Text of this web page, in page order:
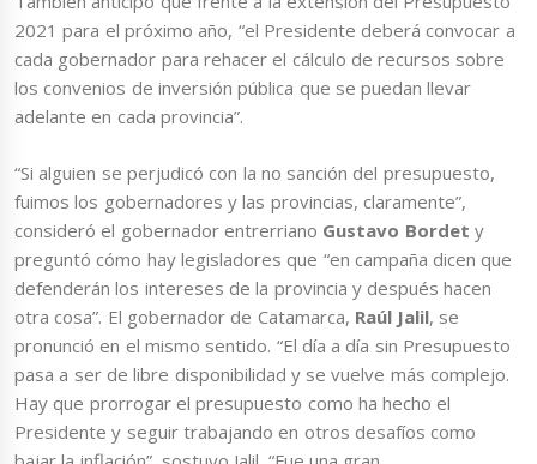
2021 para el próximo año, “el Presidente deberá convocar a
cada gobernador para rehacer el cálculo de recursos sobre
los convenios de inversión pública que se puedan llevar
adelante en cada provincia”.
“Si alguien se perjudicó con la no sanción del presupuesto,
fuimos los gobernadores y las provincias, claramente”,
consideró el gobernador entrerriano Gustavo Bordet y
preguntó cómo hay legisladores que “en campaña dicen que
defenderán los intereses de la provincia y después hacen
otra cosa”. El gobernador de Catamarca, Raúl Jalil, se
pronunció en el mismo sentido. “El día a día sin Presupuesto
pasa a ser de libre disponibilidad y se vuelve más complejo.
Hay que prorrogar el presupuesto como ha hecho el
Presidente y seguir trabajando en otros desafíos como